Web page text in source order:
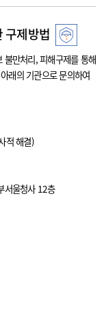
구제방법
불만처리, 피해구제를 통해
래의 기관으로 문의하여
적 해결)
서울청사 12층